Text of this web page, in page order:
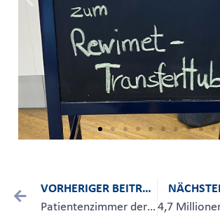
VORHERIGER BEITRAG
Patientenzimmer der Zukunft in Braunschweig